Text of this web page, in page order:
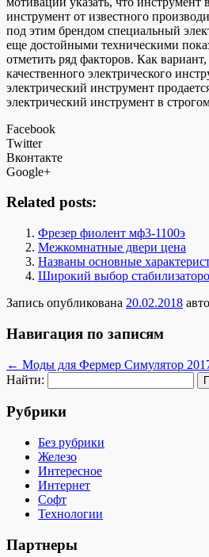
инструмент от известного
под этим брендом специальный
еще достойными техническими
отметить ряд факторов. Как
качественного электрического
электрический инструмент
электрический инструмент в
Facebook
Twitter
Вконтакте
Google+
Related posts:
Фрезер фиолент мф3-1100э
Межкомнатные двери цена
Названы основные
Широкий выбор
Запись опубликована 20.02.2018
Навигация по записям
← Моды для Фермер Симулятор
Найти:
Рубрики
Без рубрики
Железо
Интересное
Интернет
Софт
Технологии
Партнеры